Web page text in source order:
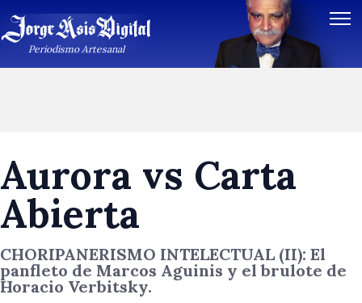
Periodismo Artesanal
Aurora vs Carta
Abierta
CHORIPANERISMO INTELECTUAL (II): El
panfleto de Marcos Aguinis y el brulote de
Horacio Verbitsky.